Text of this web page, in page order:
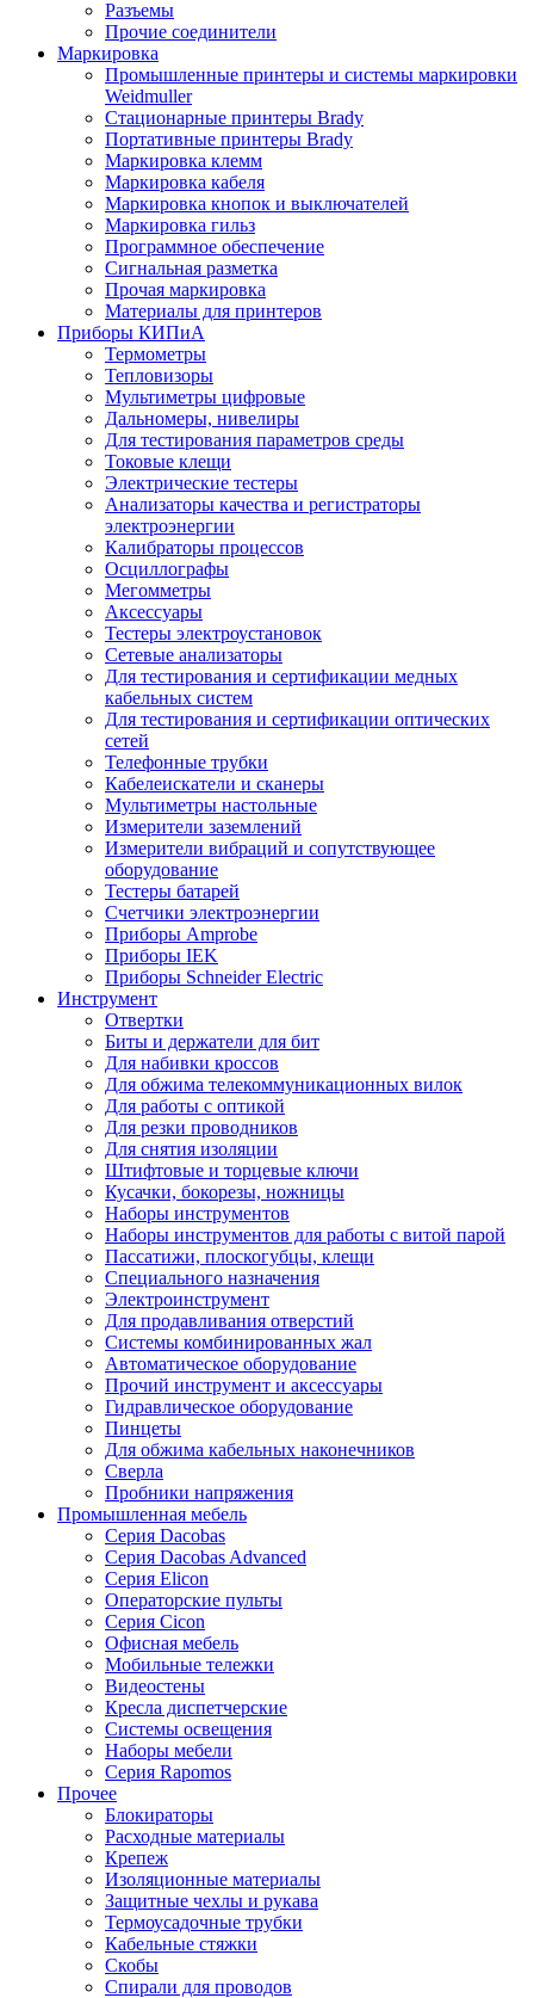
Разъемы
Прочие соединители
Маркировка
Промышленные принтеры и системы маркировки
Weidmuller
Стационарные принтеры Brady
Портативные принтеры Brady
Маркировка клемм
Маркировка кабеля
Маркировка кнопок и выключателей
Маркировка гильз
Программное обеспечение
Сигнальная разметка
Прочая маркировка
Материалы для принтеров
Приборы КИПиА
Термометры
Тепловизоры
Мультиметры цифровые
Дальномеры, нивелиры
Для тестирования параметров среды
Токовые клещи
Электрические тестеры
Анализаторы качества и регистраторы
электроэнергии
Калибраторы процессов
Осциллографы
Мегомметры
Аксессуары
Тестеры электроустановок
Сетевые анализаторы
Для тестирования и сертификации медных
кабельных систем
Для тестирования и сертификации оптических
сетей
Телефонные трубки
Кабелеискатели и сканеры
Мультиметры настольные
Измерители заземлений
Измерители вибраций и сопутствующее
оборудование
Тестеры батарей
Счетчики электроэнергии
Приборы Amprobe
Приборы IEK
Приборы Schneider Electric
Инструмент
Отвертки
Биты и держатели для бит
Для набивки кроссов
Для обжима телекоммуникационных вилок
Для работы с оптикой
Для резки проводников
Для снятия изоляции
Штифтовые и торцевые ключи
Кусачки, бокорезы, ножницы
Наборы инструментов
Наборы инструментов для работы с витой парой
Пассатижи, плоскогубцы, клещи
Специального назначения
Электроинструмент
Для продавливания отверстий
Системы комбинированных жал
Автоматическое оборудование
Прочий инструмент и аксессуары
Гидравлическое оборудование
Пинцеты
Для обжима кабельных наконечников
Сверла
Пробники напряжения
Промышленная мебель
Серия Dacobas
Серия Dacobas Advanced
Серия Elicon
Операторские пульты
Серия Cicon
Офисная мебель
Мобильные тележки
Видеостены
Кресла диспетчерские
Системы освещения
Наборы мебели
Серия Rapomos
Прочее
Блокираторы
Расходные материалы
Крепеж
Изоляционные материалы
Защитные чехлы и рукава
Термоусадочные трубки
Кабельные стяжки
Скобы
Спирали для проводов